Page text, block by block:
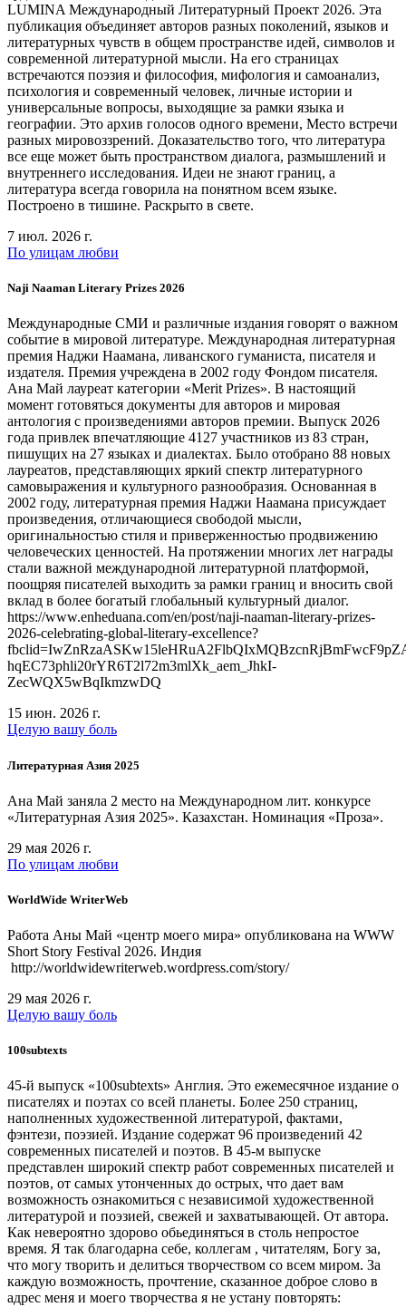
LUMINA Международный Литературный Проект 2026. Эта
публикация объединяет авторов разных поколений, языков и
литературных чувств в общем пространстве идей, символов и
современной литературной мысли. На его страницах
встречаются поэзия и философия, мифология и самоанализ,
психология и современный человек, личные истории и
универсальные вопросы, выходящие за рамки языка и
географии. Это архив голосов одного времени, Место встречи
разных мировоззрений. Доказательство того, что литература
все еще может быть пространством диалога, размышлений и
внутреннего исследования. Идеи не знают границ, а
литература всегда говорила на понятном всем языке.
Построено в тишине. Раскрыто в свете.
7 июл. 2026 г.
По улицам любви
Naji Naaman Literary Prizes 2026
Международные СМИ и различные издания говорят о важном
событие в мировой литературе. Международная литературная
премия Наджи Наамана, ливанского гуманиста, писателя и
издателя. Премия учреждена в 2002 году Фондом писателя.
Ана Май лауреат категории «Merit Prizes». В настоящий
момент готовяться документы для авторов и мировая
антология с произведениями авторов премии. Выпуск 2026
года привлек впечатляющие 4127 участников из 83 стран,
пишущих на 27 языках и диалектах. Было отобрано 88 новых
лауреатов, представляющих яркий спектр литературного
самовыражения и культурного разнообразия. Основанная в
2002 году, литературная премия Наджи Наамана присуждает
произведения, отличающиеся свободой мысли,
оригинальностью стиля и приверженностью продвижению
человеческих ценностей. На протяжении многих лет награды
стали важной международной литературной платформой,
поощряя писателей выходить за рамки границ и вносить свой
вклад в более богатый глобальный культурный диалог.
https://www.enheduana.com/en/post/naji-naaman-literary-prizes-
2026-celebrating-global-literary-excellence?
hqEC73phli20rYR6T2l72m3mlXk_aem_JhkI-
ZecWQX5wBqIkmzwDQ
15 июн. 2026 г.
Целую вашу боль
Литературная Азия 2025
Ана Май заняла 2 место на Международном лит. конкурсе
«Литературная Азия 2025». Казахстан. Номинация «Проза».
29 мая 2026 г.
По улицам любви
WorldWide WriterWeb
Работа Аны Май «центр моего мира» опубликована на WWW
Short Story Festival 2026. Индия
http://worldwidewriterweb.wordpress.com/story/
29 мая 2026 г.
Целую вашу боль
100subtexts
45-й выпуск «100subtexts» Англия. Это ежемесячное издание о
писателях и поэтах со всей планеты. Более 250 страниц,
наполненных художественной литературой, фактами,
фэнтези, поэзией. Издание содержат 96 произведений 42
современных писателей и поэтов. В 45-м выпуске
представлен широкий спектр работ современных писателей и
поэтов, от самых утонченных до острых, что дает вам
возможность ознакомиться с независимой художественной
литературой и поэзией, свежей и захватывающей. От автора.
Как невероятно здорово обьединяться в столь непростое
время. Я так благодарна себе, коллегам , читателям, Богу за,
что могу творить и делиться творчеством со всем миром. За
каждую возможность, прочтение, сказанное доброе слово в
адрес меня и моего творчества я не устану повторять: